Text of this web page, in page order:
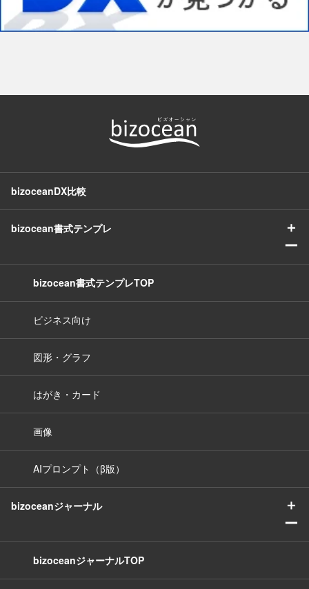
bizoceanDX比較
bizocean書式テンプレ
＋
ー
bizocean書式テンプレTOP
ビジネス向け
図形・グラフ
はがき・カード
画像
AIプロンプト（β版）
bizoceanジャーナル
＋
ー
bizoceanジャーナルTOP